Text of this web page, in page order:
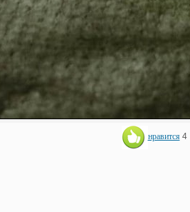
нравится 4